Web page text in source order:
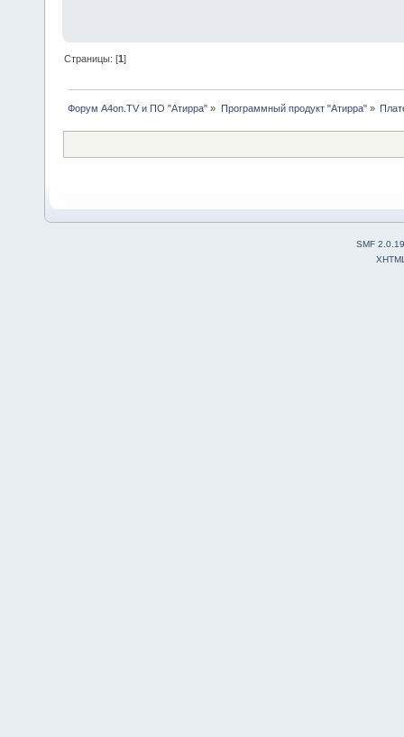
Страницы: [1]
Форум A4on.TV и ПО "Атирра" » Программный продукт "Атирра"»
SMF 2.0.19